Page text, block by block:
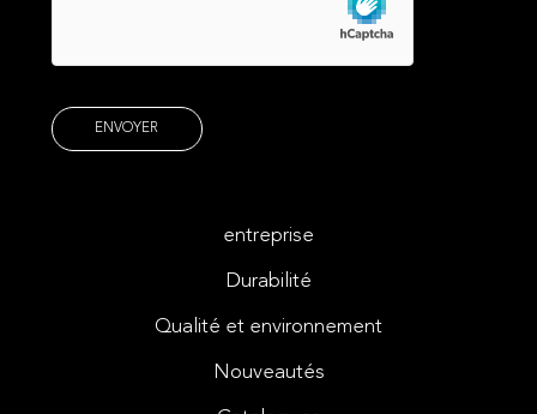
entreprise
Durabilité
Qualité et environnement
Nouveautés